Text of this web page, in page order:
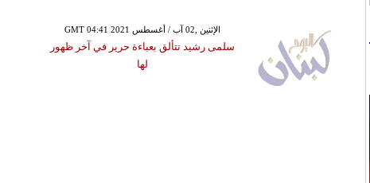
GMT 04:41 2021 الإثنين ,02 آب / أغسطس
سلمى رشيد تتألق بعباءة حرير في آخر ظهور
لها